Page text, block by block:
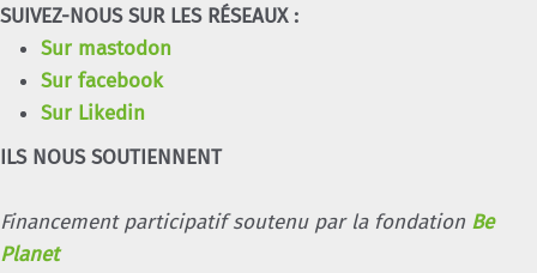
SUIVEZ-NOUS SUR LES RÉSEAUX :
Sur mastodon
Sur facebook
Sur Likedin
ILS NOUS SOUTIENNENT
Financement participatif soutenu par la fondation Be
Planet